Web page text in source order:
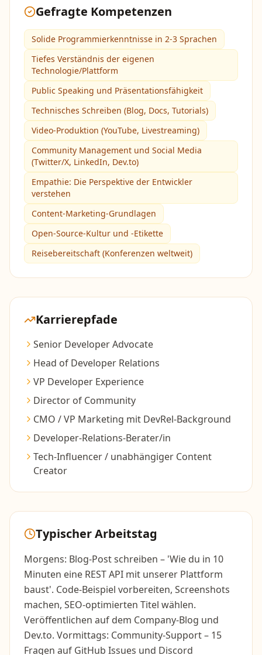
Gefragte Kompetenzen
Solide Programmierkenntnisse in 2-3 Sprachen
Tiefes Verständnis der eigenen
Technologie/Plattform
Public Speaking und Präsentationsfähigkeit
Technisches Schreiben (Blog, Docs, Tutorials)
Video-Produktion (YouTube, Livestreaming)
Community Management und Social Media
(Twitter/X, LinkedIn, Dev.to)
Empathie: Die Perspektive der Entwickler
verstehen
Content-Marketing-Grundlagen
Open-Source-Kultur und -Etikette
Reisebereitschaft (Konferenzen weltweit)
Karrierepfade
Senior Developer Advocate
Head of Developer Relations
VP Developer Experience
Director of Community
CMO / VP Marketing mit DevRel-Background
Developer-Relations-Berater/in
Tech-Influencer / unabhängiger Content
Creator
Typischer Arbeitstag
Morgens: Blog-Post schreiben – 'Wie du in 10
Minuten eine REST API mit unserer Plattform
baust'. Code-Beispiel vorbereiten, Screenshots
machen, SEO-optimierten Titel wählen.
Veröffentlichen auf dem Company-Blog und
Dev.to. Vormittags: Community-Support – 15
Fragen auf GitHub Issues und Discord